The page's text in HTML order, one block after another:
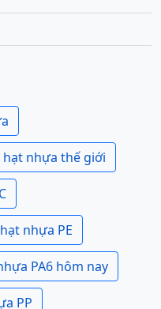
hạt nhựa thế giới
hạt nhựa PE
PA6 hôm nay
PP